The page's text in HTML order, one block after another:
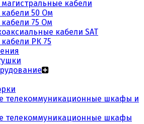
кабели
50 Ом
75 Ом
кабели SAT
РК 75
телекоммуникационные шкафы и
телекоммуникационные шкафы